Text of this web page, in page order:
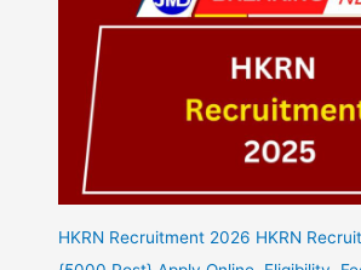
HKRN Recruitment 2026 HKRN